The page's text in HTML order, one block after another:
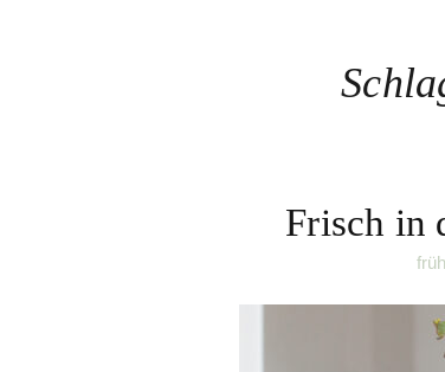
Frisch in